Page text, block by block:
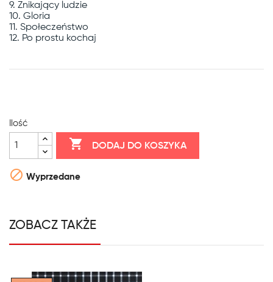
9. Znikający ludzie
10. Gloria
11. Społeczeństwo
12. Po prostu kochaj
Ilość
 DODAJ DO KOSZYKA
 Wyprzedane
ZOBACZ TAKŻE